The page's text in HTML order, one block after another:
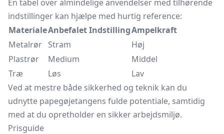
En tabel over almindelige anvendelser med tilhørende
indstillinger kan hjælpe med hurtig reference:
MaterialeAnbefalet IndstillingAmpelkraft
Metalrør Stram
Høj
Plastrør
Medium
Middel
Træ
Løs
Lav
Ved at mestre både sikkerhed og teknik kan du
udnytte papegøjetangens fulde potentiale, samtidig
med at du opretholder en sikker arbejdsmiljø.
Prisguide